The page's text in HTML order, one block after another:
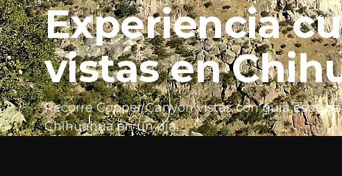
Experiencia
vistas en
Recorre Copper Canyon vistas con guía
Chihuahua en un día.